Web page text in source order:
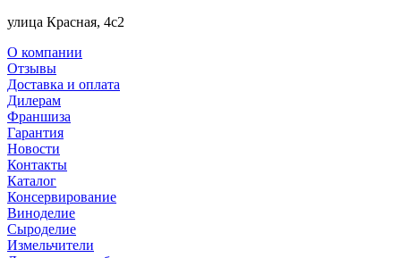
улица Красная, 4с2
О компании
Отзывы
Доставка и оплата
Дилерам
Франшиза
Гарантия
Новости
Контакты
Каталог
Консервирование
Виноделие
Сыроделие
Измельчители